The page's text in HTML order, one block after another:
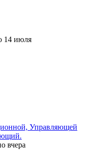
14 июля
Управляющей
вчера